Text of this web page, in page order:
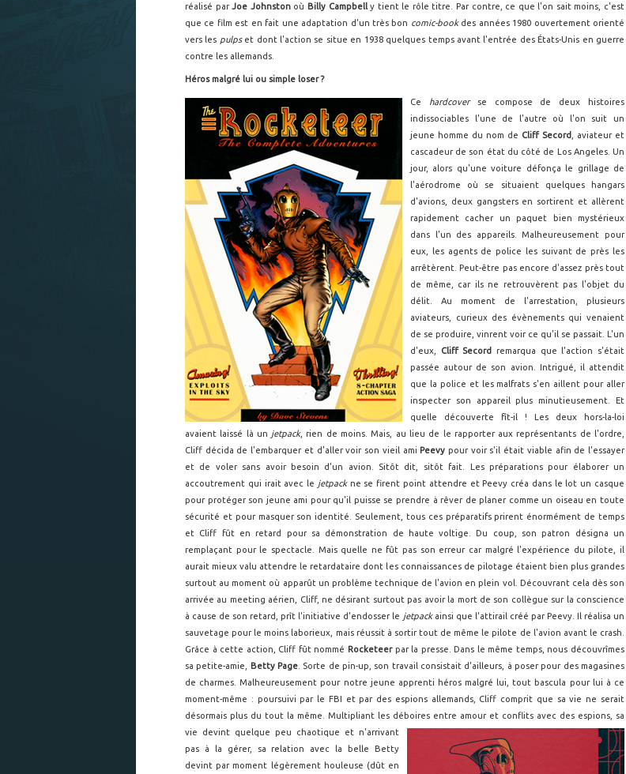
réalisé parJoe Johnstonoù Billy Campbelly tient le rôle titre. Par contre, ce que l'on sait moins, c'est
que ce film est en fait une adaptation d'un très bon comic-bookdes années 1980 ouvertement orienté
vers les pulpset dont l'action se situe en 1938 quelques temps avant l'entrée des États-Unis en guerre
contre les allemands.
Héros malgré lui ou simple loser ?
Ce hardcoverse compose de deux histoires
indissociables l'une de l'autre où l'on suit un
jeune homme du nom de Cliff Secord
, aviateur et
cascadeur de son état du côté de Los Angeles. Un
jour, alors qu'une voiture défonça le grillage de
l'aérodrome où se situaient quelques hangars
d'avions, deux gangsters en sortirent et allèrent
rapidement cacher un paquet bien mystérieux
dans l'un des appareils. Malheureusement pour
eux, les agents de police les suivant de près les
arrêtèrent. Peut-être pas encore d'assez près tout
de même, car ils ne retrouvèrent pas l'objet du
délit. Au moment de l'arrestation, plusieurs
aviateurs, curieux des évènements qui venaient
de se produire, vinrent voir ce qu'il se passait. L'un
d'eux,
Cliff Secord
remarqua que l'action s'était
passée autour de son avion. Intrigué, il attendit
que la police et les malfrats s'en aillent pour aller
inspecter son appareil plus minutieusement. Et
quelle découverte fît-il ! Les deux hors-la-loi
avaient laissé là un jetpack, rien de moins. Mais, au lieu de le rapporter aux représentants de l'ordre,
Cliff décida de l'embarquer et d'aller voir son vieil ami Peevy pour voir s'il était viable afin de l'essayer
et de voler sans avoir besoin d'un avion. Sitôt dit, sitôt fait. Les préparations pour élaborer un
accoutrement qui irait avec le jetpackne se firent point attendre et Peevy créa dans le lot un casque
pour protéger son jeune ami pour qu'il puisse se prendre à rêver de planer comme un oiseau en toute
sécurité et pour masquer son identité. Seulement, tous ces préparatifs prirent énormément de temps
et Cliff fût en retard pour sa démonstration de haute voltige. Du coup, son patron désigna un
remplaçant pour le spectacle. Mais quelle ne fût pas son erreur car malgré l'expérience du pilote, il
aurait mieux valu attendre le retardataire dont les connaissances de pilotage étaient bien plus grandes
surtout au moment où apparût un problème technique de l'avion en plein vol. Découvrant cela dès son
arrivée au meeting aérien, Cliff, ne désirant surtout pas avoir la mort de son collègue sur la conscience
à cause de son retard, prît l'initiative d'endosser le jetpackainsi que l'attirail créé par Peevy. Il réalisa un
sauvetage pour le moins laborieux, mais réussit à sortir tout de même le pilote de l'avion avant le crash.
Grâce à cette action, Cliff fût nommé Rocketeerpar la presse. Dans le même temps, nous découvrîmes
sa petite-amie,
Betty Page . Sorte de pin-up, son travail consistait d'ailleurs, à poser pour des magasines
de charmes. Malheureusement pour notre jeune apprenti héros malgré lui, tout bascula pour lui à ce
moment-même : poursuivi par le FBI et par des espions allemands, Cliff comprit que sa vie ne serait
désormais plus du tout la même. Multipliant les déboires entre amour et conflits avec des espions, sa
vie devint quelque peu chaotique et n'arrivant
pas à la gérer, sa relation avec la belle Betty
devint par moment légèrement houleuse (dût en